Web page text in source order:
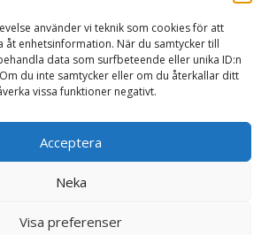
använder vi teknik som cookies för att
åt enhetsinformation. När du samtycker till
data som surfbeteende eller unika ID:n
du inte samtycker eller om du återkallar ditt
vissa funktioner negativt.
Acceptera
Neka
Visa preferenser
Farmor - Majas lyktor/
Barncancerfonden
99kr
Läs mer här & köp